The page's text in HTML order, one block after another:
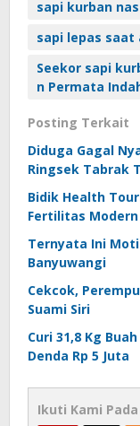
sapi kurban
sapi lepas saat
Seekor sapi
n Permata
Posting Terkait
Diduga Gagal
Ringsek Tabrak
Bidik Health
Fertilitas
Ternyata Ini
Banyuwangi
Cekcok,
Suami Siri
Curi 31,8 Kg
Denda Rp 5 Juta
Ikuti Kami Pada